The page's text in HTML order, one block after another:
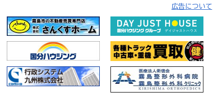
広告について